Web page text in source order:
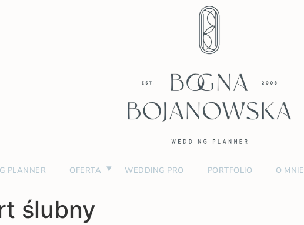
PLANNER OFERTA WEDDING PRO PORTFOLIO O MNIE
ślubny